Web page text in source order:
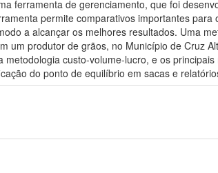
ferramenta de gerenciamento, que foi
permite comparativos importantes
a alcançar os melhores resultados. Uma
um produtor de grãos, no Município de Cruz
metodologia custo-volume-lucro, e os
do ponto de equilíbrio em sacas e